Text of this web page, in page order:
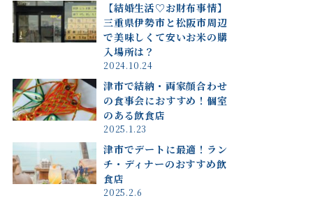
【結婚生活♡お財布事情】
三重県伊勢市と松阪市周辺
で美味しくて安いお米の購
入場所は？
2024.10.24
津市で結納・両家顔合わせ
の食事会におすすめ！個室
のある飲食店
2025.1.23
津市でデートに最適！ラン
チ・ディナーのおすすめ飲
食店
2025.2.6